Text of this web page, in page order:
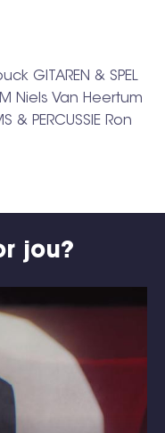
GITAREN & SPEL
Niels Van Heertum
PERCUSSIE Ron
jou?